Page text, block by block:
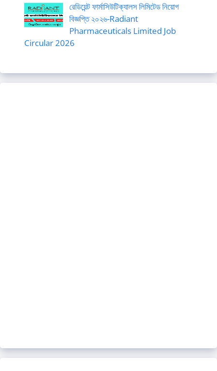
রেডিয়েন্ট ফার্মাসিউটিক্যালস লিমিটেড নিয়োগ
বিজ্ঞপ্তি ২০২৬-Radiant
Pharmaceuticals Limited Job
Circular 2026